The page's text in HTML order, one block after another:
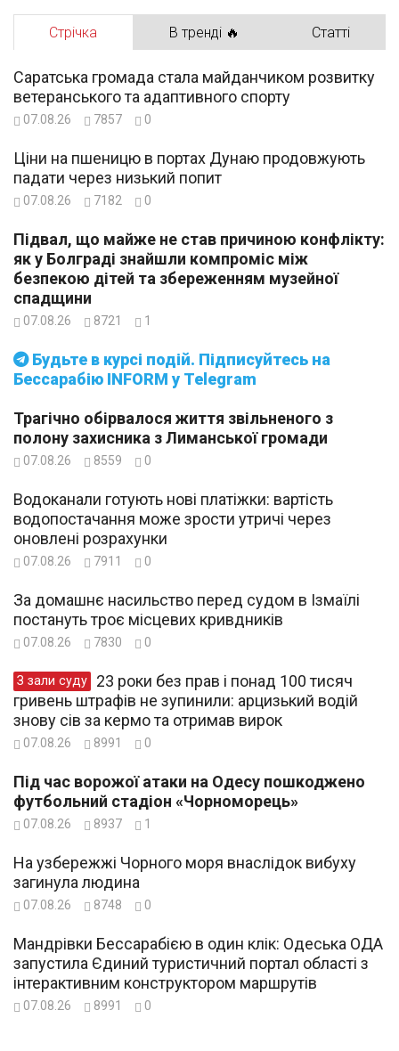
Стрічка В тренді 🔥 Статті
Будьте в курсі подій. Підписуйтесь на
Бессарабію INFORM у Telegram
Саратська громада стала майданчиком розвитку
ветеранського та адаптивного спорту
07.08.26 7857 0
Ціни на пшеницю в портах Дунаю продовжують
падати через низький попит
07.08.26 7182 0
Підвал, що майже не став причиною конфлікту:
як у Болграді знайшли компроміс між
безпекою дітей та збереженням музейної
спадщини
07.08.26 8721 1
Трагічно обірвалося життя звільненого з
полону захисника з Лиманської громади
07.08.26 8559 0
Водоканали готують нові платіжки: вартість
водопостачання може зрости утричі через
оновлені розрахунки
07.08.26 7911 0
За домашнє насильство перед судом в Ізмаїлі
постануть троє місцевих кривдників
07.08.26 7830 0
З зали суду
гривень штрафів не зупинили: арцизький водій
знову сів за кермо та отримав вирок
07.08.26 8991 0
Під час ворожої атаки на Одесу пошкоджено
футбольний стадіон «Чорноморець»
07.08.26 8937 1
На узбережжі Чорного моря внаслідок вибуху
загинула людина
07.08.26 8748 0
Мандрівки Бессарабією в один клік: Одеська ОДА
запустила Єдиний туристичний портал області з
інтерактивним конструктором маршрутів
07.08.26 8991 0